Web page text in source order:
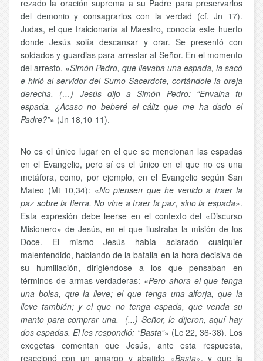
rezado la oración suprema a su Padre para preservarlos
del demonio y consagrarlos con la verdad (cf. Jn 17).
Judas, el que traicionaría al Maestro, conocía este huerto
donde Jesús solía descansar y orar. Se presentó con
soldados y guardias para arrestar al Señor. En el momento
del arresto, «Simón Pedro, que llevaba una espada, la sacó
e hirió al servidor del Sumo Sacerdote, cortándole la oreja
derecha. (…) Jesús dijo a Simón Pedro: “Envaina tu
espada. ¿Acaso no beberé el cáliz que me ha dado el
Padre?”» (Jn 18,10-11).
No es el único lugar en el que se mencionan las espadas
en el Evangelio, pero sí es el único en el que no es una
metáfora, como, por ejemplo, en el Evangelio según San
Mateo (Mt 10,34): «No piensen que he venido a traer la
paz sobre la tierra. No vine a traer la paz, sino la espada».
Esta expresión debe leerse en el contexto del «Discurso
Misionero» de Jesús, en el que ilustraba la misión de los
Doce. El mismo Jesús había aclarado cualquier
malentendido, hablando de la batalla en la hora decisiva de
su humillación, dirigiéndose a los que pensaban en
términos de armas verdaderas: «Pero ahora el que tenga
una bolsa, que la lleve; el que tenga una alforja, que la
lleve también; y el que no tenga espada, que venda su
manto para comprar una. (...) Señor, le dijeron, aquí hay
dos espadas. El les respondió: “Basta”» (Lc 22, 36-38). Los
exegetas comentan que Jesús, ante esta respuesta,
reaccionó con un amargo y abatido «Basta», y que la